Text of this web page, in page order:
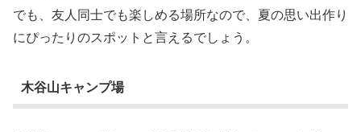
でも、友人同士でも楽しめる場所なので、夏の思い出作り
にぴったりのスポットと言えるでしょう。
木谷山キャンプ場